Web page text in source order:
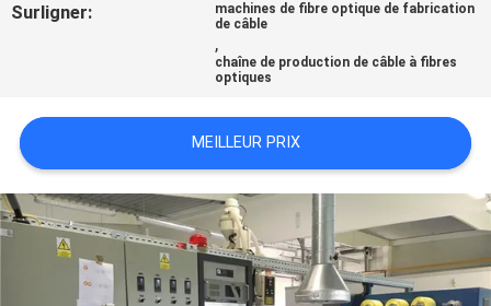
UNE
PLAN
DU
SITE
POLITIQUE
Surligner:
machines de fibre optique de fabrication
de câble
,
chaîne de production de câble à fibres
optiques
MEILLEUR PRIX